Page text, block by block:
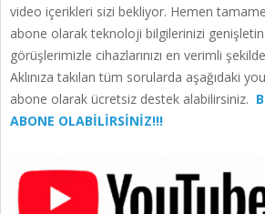
video içerikleri sizi bekliyor. Hemen
abone olarak teknoloji bilgilerinizi
görüşlerimizle cihazlarınızı en verimli
Aklınıza takılan tüm sorularda aşağıdaki
abone olarak ücretsiz destek alabilirsiniz.
ABONE OLABİLİRSİNİZ!!!